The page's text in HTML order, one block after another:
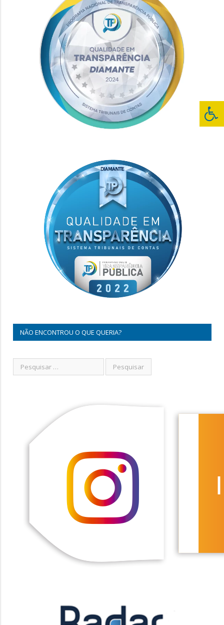
NÃO ENCONTROU O QUE QUERIA?